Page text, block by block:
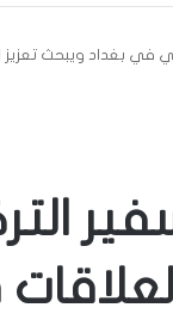
في بغداد ويبحث تعزيز